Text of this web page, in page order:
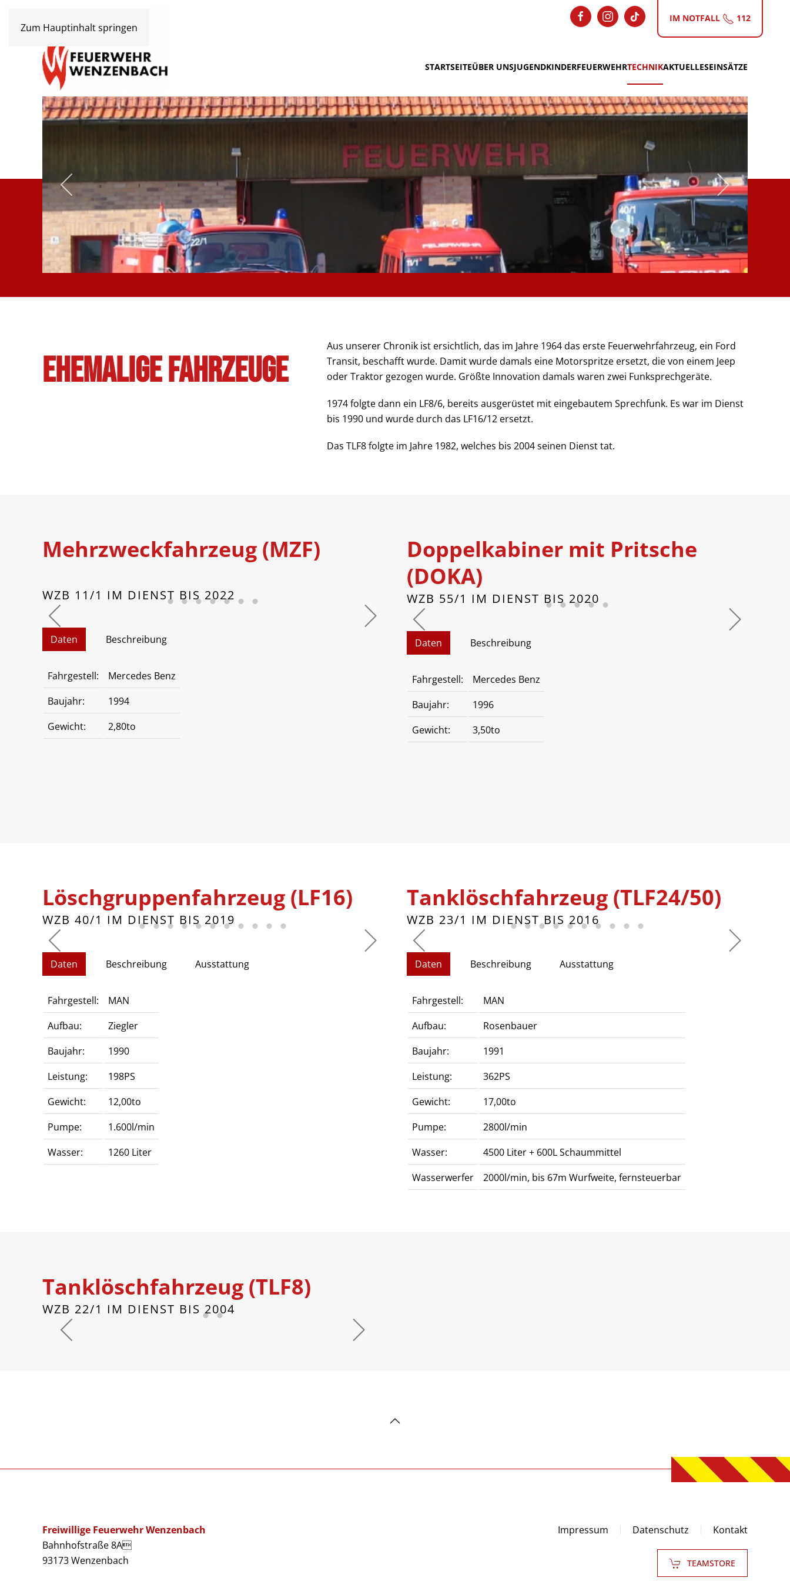
Zum Hauptinhalt springen
IM NOTFALL 112
STARTSEITEÜBER UNSJUGENDKINDERFEUERWEHRTECHNIKAKTUELLESEINSÄTZE
ehemalige Fahrzeuge
Aus unserer Chronik ist ersichtlich, das im Jahre 1964 das erste Feuerwehrfahrzeug, ein Ford
Transit, beschafft wurde. Damit wurde damals eine Motorspritze ersetzt, die von einem Jeep
oder Traktor gezogen wurde. Größte Innovation damals waren zwei Funksprechgeräte.
1974 folgte dann ein LF8/6, bereits ausgerüstet mit eingebautem Sprechfunk. Es war im Dienst
bis 1990 und wurde durch das LF16/12 ersetzt.
Das TLF8 folgte im Jahre 1982, welches bis 2004 seinen Dienst tat.
Mehrzweckfahrzeug (MZF)
WZB 11/1 IM DIENST BIS 2022
Daten Beschreibung
Fahrgestell:
Mercedes Benz
Baujahr:
1994
Gewicht:
2,80to
Doppelkabiner mit Pritsche
(DOKA)
WZB 55/1 IM DIENST BIS 2020
Daten Beschreibung
Fahrgestell:
Mercedes Benz
Baujahr:
1996
Gewicht:
3,50to
Löschgruppenfahrzeug (LF16)
WZB 40/1 IM DIENST BIS 2019
Daten Beschreibung Ausstattung
Fahrgestell:
MAN
Aufbau:
Ziegler
Baujahr:
1990
Leistung:
198PS
Gewicht:
12,00to
Pumpe:
1.600l/min
Wasser:
1260 Liter
Tanklöschfahrzeug (TLF24/50)
WZB 23/1 IM DIENST BIS 2016
Daten Beschreibung Ausstattung
Fahrgestell:
MAN
Aufbau:
Rosenbauer
Baujahr:
1991
Leistung:
362PS
Gewicht:
17,00to
Pumpe:
2800l/min
Wasser:
4500 Liter + 600L Schaummittel
Wasserwerfer
2000l/min, bis 67m Wurfweite, fernsteuerbar
Tanklöschfahrzeug (TLF8)
WZB 22/1 IM DIENST BIS 2004
Freiwillige Feuerwehr Wenzenbach
Bahnhofstraße 8A
93173 Wenzenbach
Impressum Datenschutz Kontakt
TEAMSTORE